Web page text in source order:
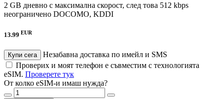
2 GB дневно с максимална скорост, след това 512 kbps
неограничено DOCOMO, KDDI
13.99 EUR
Купи сега
Незабавна доставка по имейл и SMS
Проверих и моят телефон е съвместим с технологията
eSIM. Проверете тук
От колко eSIM-и имаш нужда?